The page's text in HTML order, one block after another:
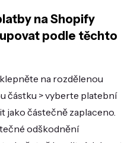
na Shopify
podle těchto
na rozdělenou
částku > vyberte platební
jako částečně zaplaceno.
odškodnění